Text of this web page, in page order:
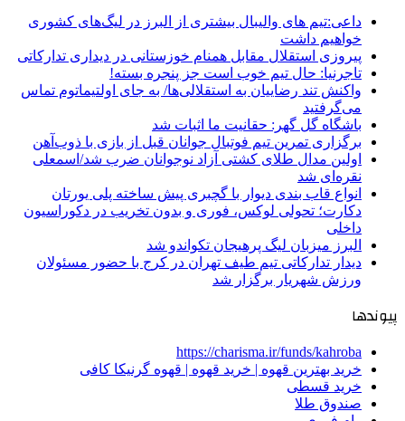
داعی:تیم های والیبال بیشتری از البرز در لیگ‌های کشوری
خواهیم داشت
پیروزی استقلال مقابل همنام خوزستانی در دیداری تدارکاتی
تاجرنیا: حال تیم خوب است جز پنجره بسته!
واکنش تند رضاییان به استقلالی‌ها/ به جای اولتیماتوم تماس
می‌گرفتید
باشگاه گل گهر: حقانیت ما اثبات شد
برگزاری تمرین تیم فوتبال جوانان قبل از بازی با ذوب‌آهن
اولین مدال طلای کشتی آزاد نوجوانان ضرب شد/اسمعلی
نقره‌ای شد
انواع قاب بندی دیوار با گچبری پیش ساخته پلی یورتان
دکارت؛ تحولی لوکس، فوری و بدون تخریب در دکوراسیون
داخلی
البرز میزبان لیگ پرهیجان تکواندو شد
دیدار تدارکاتی تیم طیف تهران در کرج با حضور مسئولان
ورزش شهریار برگزار شد
پیوندها
https://charisma.ir/funds/kahroba
خرید بهترین قهوه | خرید قهوه | قهوه گرنیکا کافی
خرید قسطی
صندوق طلا